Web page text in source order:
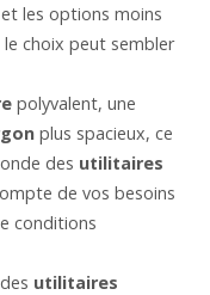
les options moins
choix peut sembler
polyvalent, une
plus spacieux, ce
des utilitaires
de vos besoins
conditions
utilitaires